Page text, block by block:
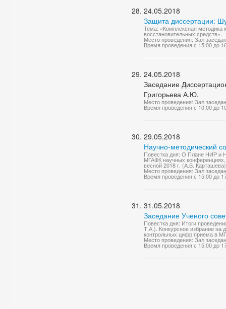
24.05.2018
Защита диссертации:
Тема: «Комплексная методика
восстановительных средств».
Место проведения: Зал
Время проведения с 15:00 до
24.05.2018
Заседание
Григорьева А.Ю.
Место проведения: Зал
Время проведения с 10:00 до
29.05.2018
Научно-методический
Повестка дня: О Плане НИР и
МГАФК научных
весной 2018 г. (А.В.
Место проведения: Зал
Время проведения с 15:00 до
31.05.2018
Заседание Ученого
Повестка дня: Итоги
Т.А.). Конкурсное избрание на
контрольных цифр приема в
Место проведения: Зал
Время проведения с 15:00 до